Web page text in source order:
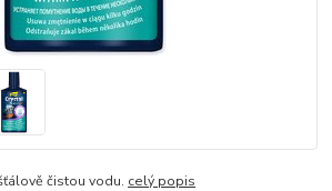
čistou vodu. celý popis